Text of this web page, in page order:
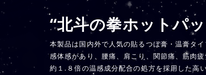
“北斗の拳ホットパ
本製品は国内外で人気の貼るつぼ膏・温膏タ
感体感があり、腰痛、肩こり、関節痛、筋肉
約１.８倍の温感成分配合の処方を採用した高